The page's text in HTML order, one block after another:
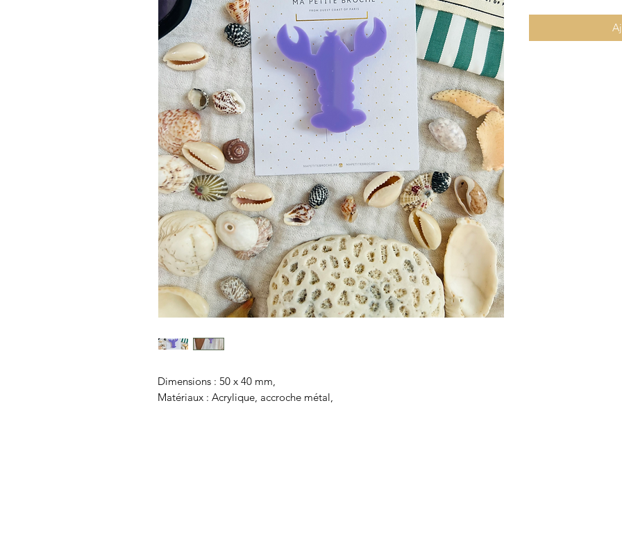
Dimensions : 50 x 40 mm,
Matériaux : Acrylique, accroche métal,